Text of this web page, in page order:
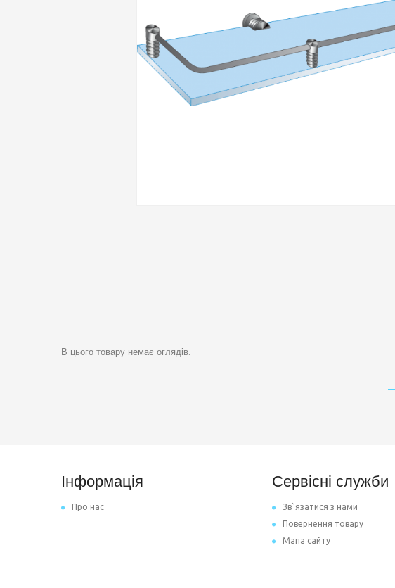
В цього товару немає оглядів.
Інформація
Про нас
Сервісні служби
Зв`язатися з нами
Повернення товару
Мапа сайту